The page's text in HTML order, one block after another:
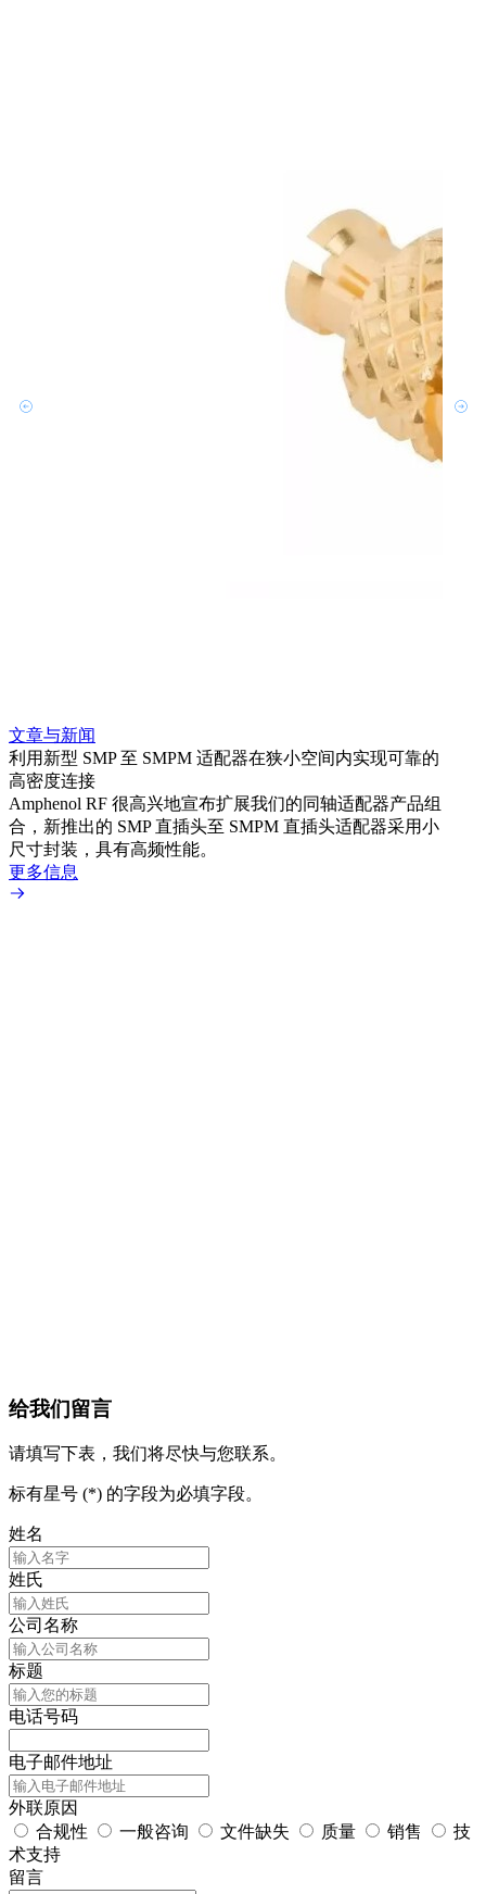
文章与新闻
利用新型 SMP 至 SMPM 适配器在狭小空间内实现可靠的
高密度连接
Amphenol RF 很高兴地宣布扩展我们的同轴适配器产品组
合，新推出的 SMP 直插头至 SMPM 直插头适配器采用小
尺寸封装，具有高频性能。
更多信息
给我们留言
请填写下表，我们将尽快与您联系。
标有星号 (*) 的字段为必填字段。
姓名
姓氏
公司名称
标题
电话号码
电子邮件地址
外联原因
合规性
一般咨询 文件缺失 质量 销售
技
术支持
留言